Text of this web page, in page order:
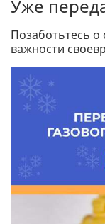
Уже
Позаботьтесь
важности